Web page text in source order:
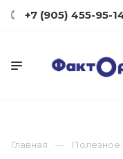
+7 (905) 455-95-
Главная Полезное